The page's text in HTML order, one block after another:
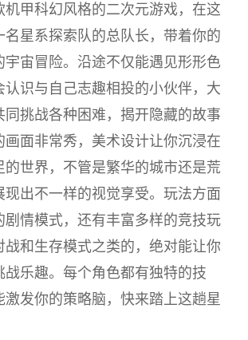
机甲科幻风格的二次元游戏，在这
名星系探索队的总队长，带着你的
宇宙冒险。沿途不仅能遇见形形色
认识与自己志趣相投的小伙伴，大
同挑战各种困难，揭开隐藏的故事
画面非常秀，美术设计让你沉浸在
的世界，不管是繁华的城市还是荒
现出不一样的视觉享受。玩法方面
剧情模式，还有丰富多样的竞技玩
战和生存模式之类的，绝对能让你
战乐趣。每个角色都有独特的技
激发你的策略脑，快来踏上这趟星